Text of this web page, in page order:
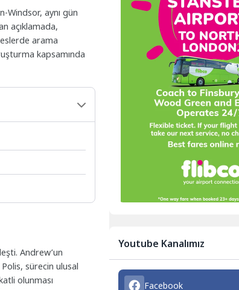
aynı gün
açıklamada,
arama
kapsamında
Andrew’un
sürecin ulusal
olunması
Youtube Kanalımız
Facebook